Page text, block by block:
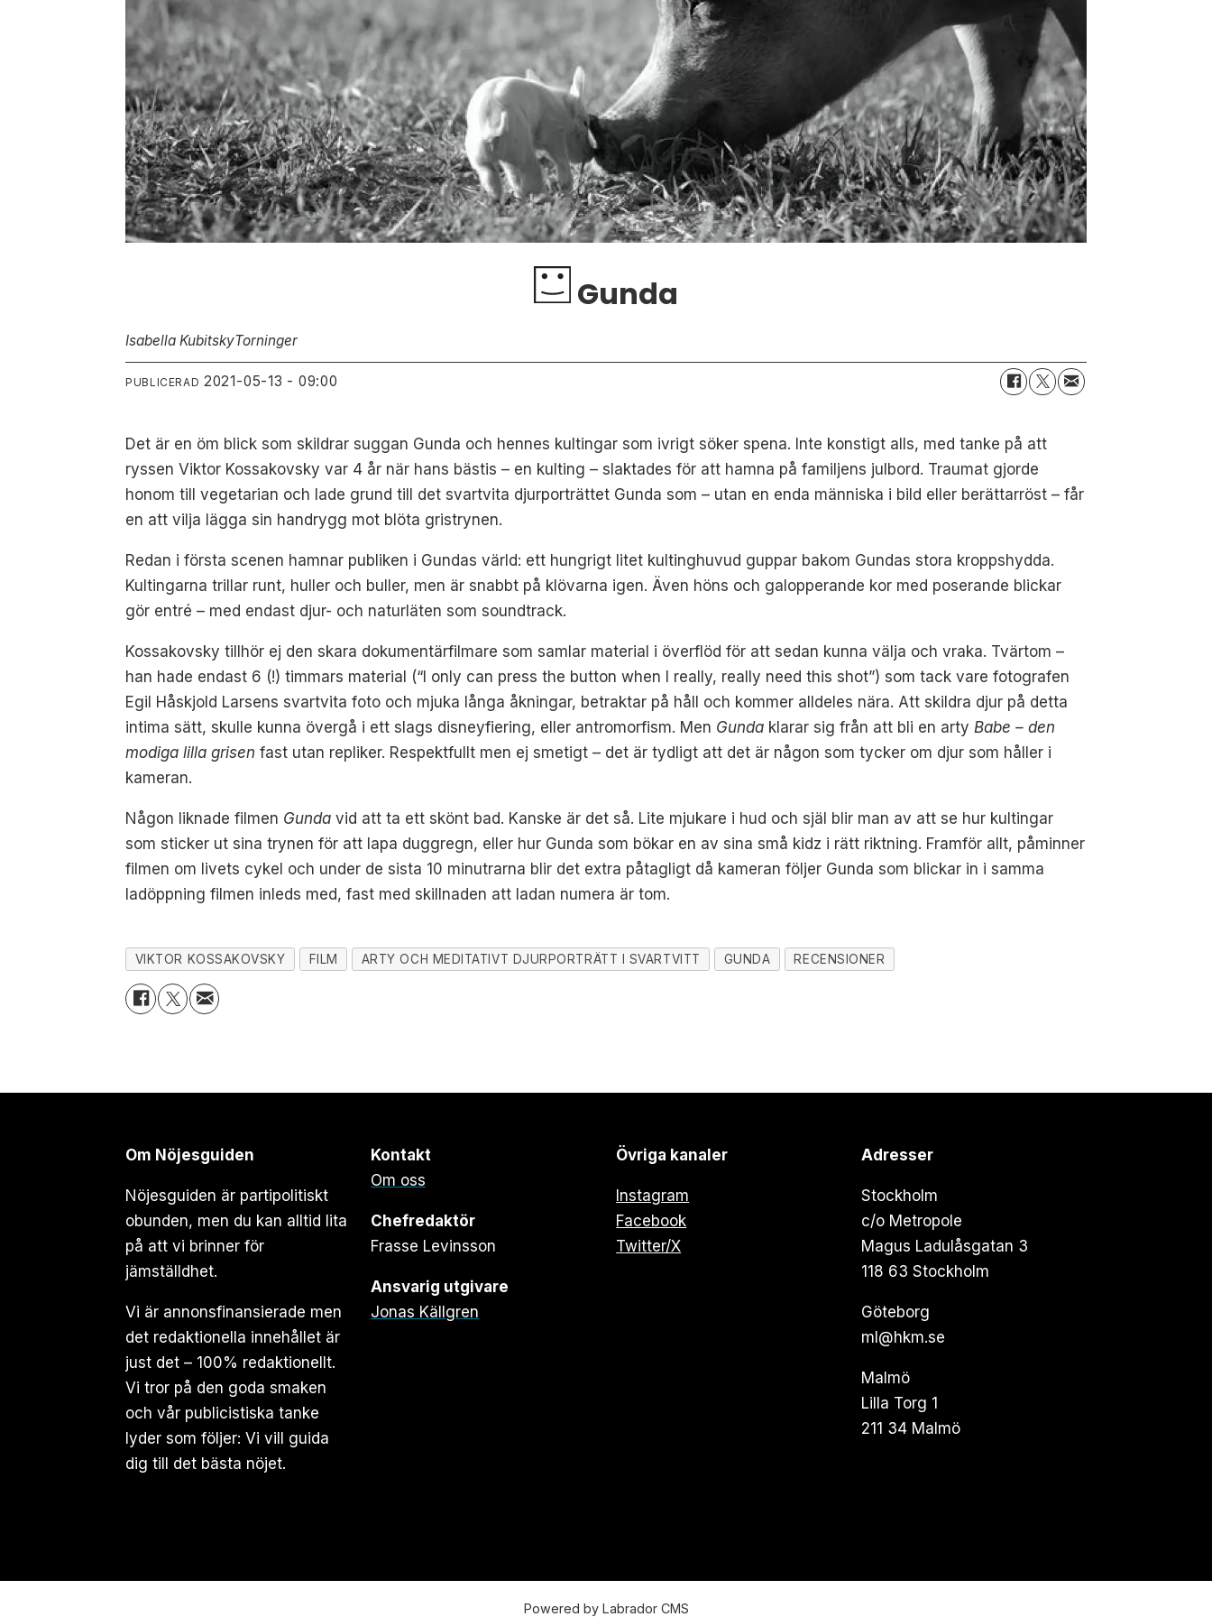
Gunda
Isabella KubitskyTorninger
PUBLICERAD 2021-05-13 - 09:00
Det är en öm blick som skildrar suggan Gunda och hennes kultingar som ivrigt söker spena. Inte konstigt alls, med tanke på att
ryssen Viktor Kossakovsky var 4 år när hans bästis – en kulting – slaktades för att hamna på familjens julbord. Traumat gjorde
honom till vegetarian och lade grund till det svartvita djurporträttet Gunda som – utan en enda människa i bild eller berättarröst – får
en att vilja lägga sin handrygg mot blöta gristrynen.
Redan i första scenen hamnar publiken i Gundas värld: ett hungrigt litet kultinghuvud guppar bakom Gundas stora kroppshydda.
Kultingarna trillar runt, huller och buller, men är snabbt på klövarna igen. Även höns och galopperande kor med poserande blickar
gör entré – med endast djur- och naturläten som soundtrack.
Kossakovsky tillhör ej den skara dokumentärfilmare som samlar material i överflöd för att sedan kunna välja och vraka. Tvärtom –
han hade endast 6 (!) timmars material (“I only can press the button when I really, really need this shot”) som tack vare fotografen
Egil Håskjold Larsens svartvita foto och mjuka långa åkningar, betraktar på håll och kommer alldeles nära. Att skildra djur på detta
intima sätt, skulle kunna övergå i ett slags disneyfiering, eller antromorfism. Men Gunda klarar sig från att bli en artyBabe – den
modiga lilla grisen fast utan repliker. Respektfullt men ej smetigt – det är tydligt att det är någon som tycker om djur som håller i
kameran.
Någon liknade filmen Gunda vid att ta ett skönt bad. Kanske är det så. Lite mjukare i hud och själ blir man av att se hur kultingar
som sticker ut sina trynen för att lapa duggregn, eller hur Gunda som bökar en av sina små kidz i rätt riktning. Framför allt, påminner
filmen om livets cykel och under de sista 10 minutrarna blir det extra påtagligt då kameran följer Gunda som blickar in i samma
ladöppning filmen inleds med, fast med skillnaden att ladan numera är tom.
VIKTOR KOSSAKOVSKY FILM ARTY OCH MEDITATIVT DJURPORTRÄTT I SVARTVITT GUNDA RECENSIONER
Om Nöjesguiden
Nöjesguiden är partipolitiskt
obunden, men du kan alltid lita
på att vi brinner för
jämställdhet.
Vi är annonsfinansierade men
det redaktionella innehållet är
just det – 100% redaktionellt.
Vi tror på den goda smaken
och vår publicistiska tanke
lyder som följer: Vi vill guida
dig till det bästa nöjet.
Kontakt
Om oss
Chefredaktör
Frasse Levinsson
Ansvarig utgivare
Jonas Källgren
Övriga kanaler
Instagram
Facebook
Twitter/X
Adresser
Stockholm
c/o Metropole
Magus Ladulåsgatan 3
118 63 Stockholm
Göteborg
ml@hkm.se
Malmö
Lilla Torg 1
211 34 Malmö
Powered by Labrador CMS